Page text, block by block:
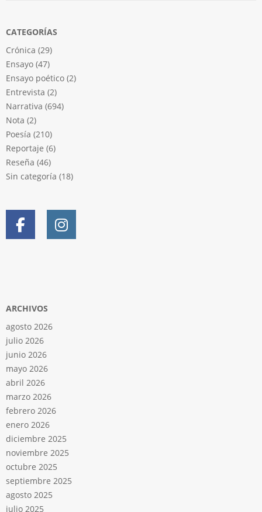
CATEGORÍAS
Crónica (29)
Ensayo (47)
Ensayo poético (2)
Entrevista (2)
Narrativa (694)
Nota (2)
Poesía (210)
Reportaje (6)
Reseña (46)
Sin categoría (18)
ARCHIVOS
agosto 2026
julio 2026
junio 2026
mayo 2026
abril 2026
marzo 2026
febrero 2026
enero 2026
diciembre 2025
noviembre 2025
octubre 2025
septiembre 2025
agosto 2025
julio 2025